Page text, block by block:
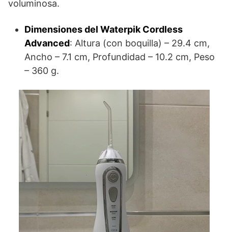
voluminosa.
Dimensiones del Waterpik Cordless
Advanced: Altura (con boquilla) – 29.4 cm,
Ancho – 7.1 cm, Profundidad – 10.2 cm, Peso
– 360 g.